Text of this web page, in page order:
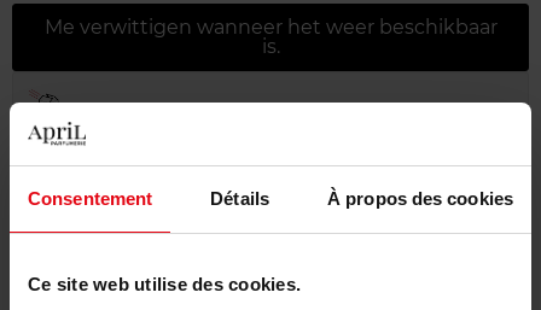
Consentement Détails À propos des cookies
Ce site web utilise des cookies.
Me verwittigen wanneer het weer beschikbaar
is.
Gratis verpakking